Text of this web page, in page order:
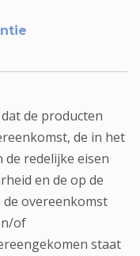
de producten
de in het
de redelijke eisen
en de op de
overeenkomst
of
staat